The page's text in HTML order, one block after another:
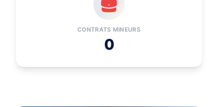
CONTRATS MINEURS
0